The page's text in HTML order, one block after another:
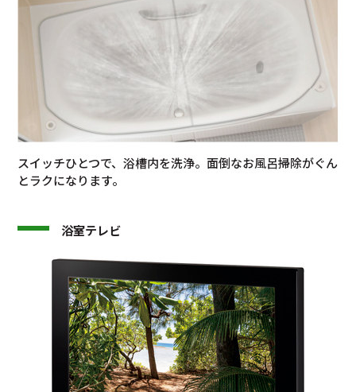
スイッチひとつで、浴槽内を洗浄。面倒なお風呂掃除がぐん
とラクになります。
浴室テレビ